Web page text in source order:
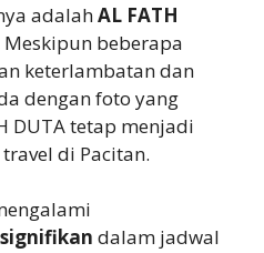
adalahAL FATH
Meskipun beberapa
keterlambatan dan
dengan foto yang
DUTA tetap menjadi
di Pacitan.
dalam jadwal